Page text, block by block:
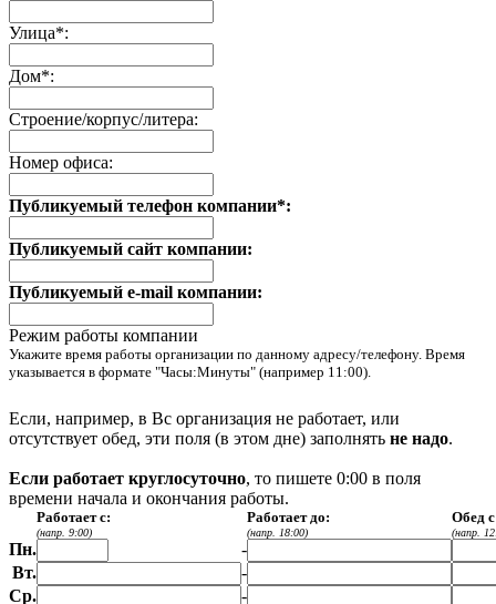
Улица*:
Дом*:
Строение/корпус/литера:
Номер офиса:
Публикуемый телефон компании*:
Публикуемый сайт компании:
Публикуемый e-mail компании:
Режим работы компании
Укажите время работы организации по данному адресу/телефону. Время
указывается в формате "Часы:Минуты" (например 11:00).
Если, например, в Вс организация не работает, или
отсутствует обед, эти поля (в этом дне) заполнять не надо.
Если работает круглосуточно, то пишете 0:00 в поля
времени начала и окончания работы.
Работает с:
(напр. 9:00)
Работает до:
(напр. 18:00)
Обед
(напр.
Пн.
-
Вт.
-
Ср.
-